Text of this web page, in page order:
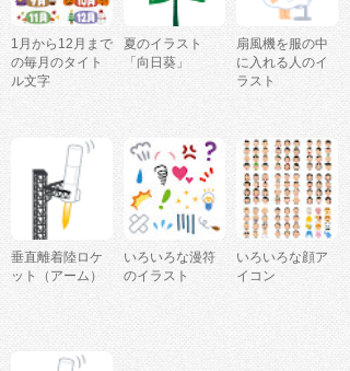
1月から12月まで
の毎月のタイト
ル文字
夏のイラスト
「向日葵」
扇風機を服の中
に入れる人のイ
ラスト
垂直離着陸ロケ
ット（アーム）
いろいろな漫符
のイラスト
いろいろな顔ア
イコン